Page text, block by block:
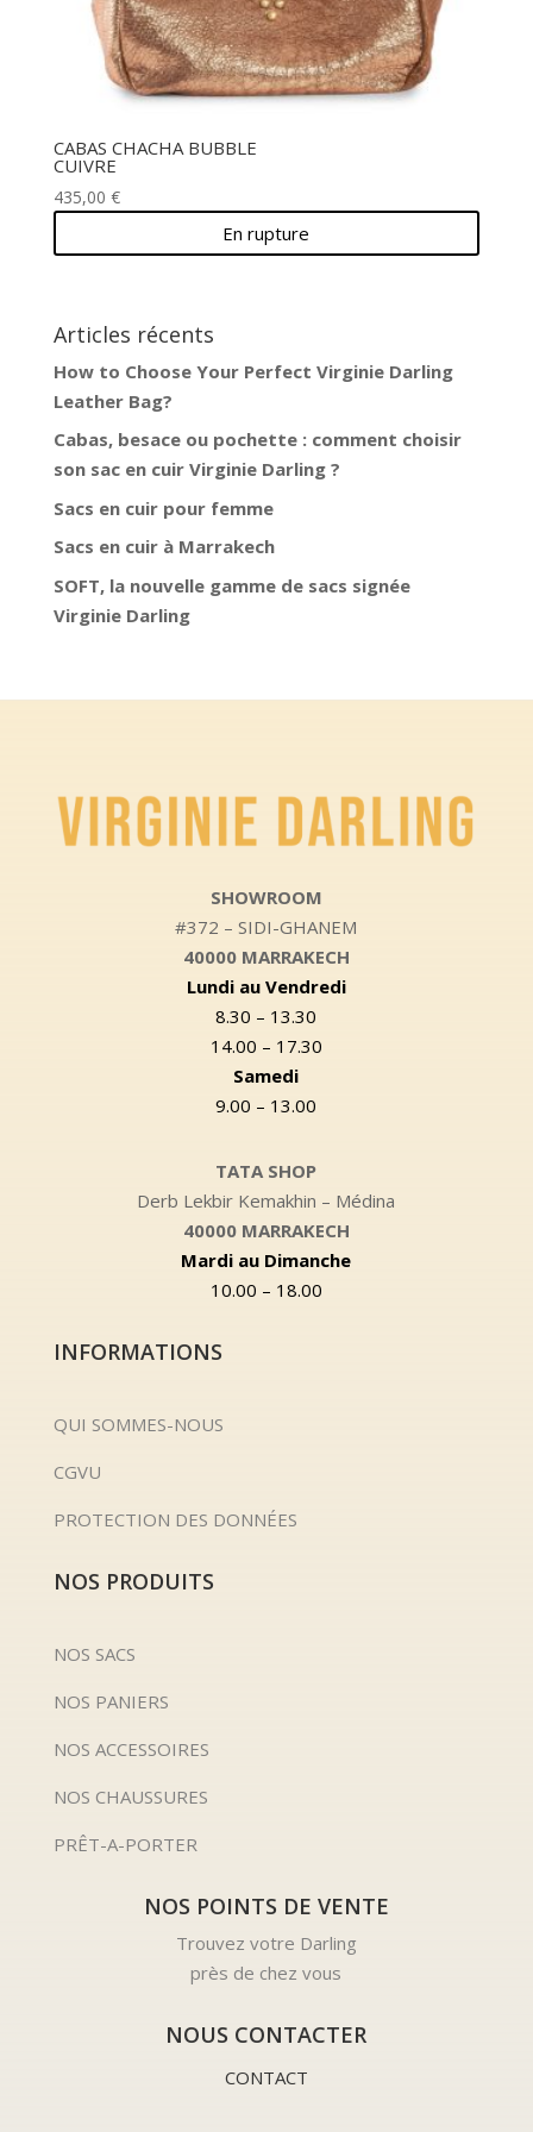
CABAS CHACHA BUBBLE
CUIVRE
435,00 €
En rupture
Articles récents
How to Choose Your Perfect Virginie Darling
Leather Bag?
Cabas, besace ou pochette : comment choisir
son sac en cuir Virginie Darling ?
Sacs en cuir pour femme
Sacs en cuir à Marrakech
SOFT, la nouvelle gamme de sacs signée
Virginie Darling
SHOWROOM
#372 – SIDI-GHANEM
40000 MARRAKECH
Lundi au Vendredi
8.30 – 13.30
14.00 – 17.30
Samedi
9.00 – 13.00
TATA SHOP
Derb Lekbir Kemakhin – Médina
40000 MARRAKECH
Mardi au Dimanche
10.00 – 18.00
INFORMATIONS
QUI SOMMES-NOUS
CGVU
PROTECTION DES DONNÉES
NOS PRODUITS
NOS SACS
NOS PANIERS
NOS ACCESSOIRES
NOS CHAUSSURES
PRÊT-A-PORTER
NOS POINTS DE VENTE
Trouvez votre Darling
près de chez vous
NOUS CONTACTER
CONTACT